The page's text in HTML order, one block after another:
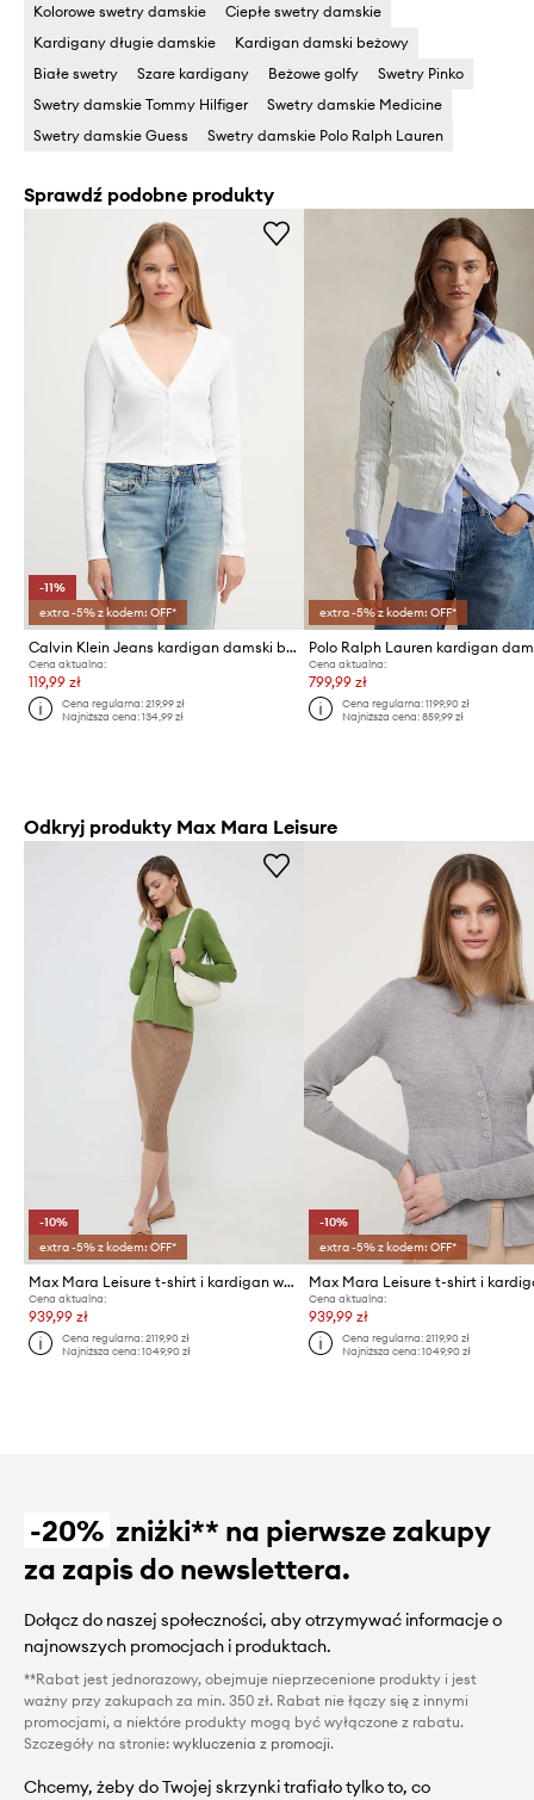
Kolorowe swetry damskie
Ciepłe swetry damskie
Kardigany długie damskie
Kardigan damski beżowy
Białe swetry
Szare kardigany Beżowe golfy
Swetry Pinko
Swetry damskie Tommy Hilfiger
Swetry damskie Medicine
Swetry damskie Guess
Swetry damskie Polo Ralph Lauren
Sprawdź podobne produkty
-11%
extra -5% z kodem: OFF*
Calvin Klein Jeans kardigan damski bawełniany z elastanem
Cena aktualna:
119,99 zł
Cena regularna:219,99 zł
Najniższa cena:134,99 zł
extra -5% z kodem: OFF*
Cena aktualna:
799,99 zł
Cena regularna: 1199,90 zł
Najniższa cena: 859,99 zł
Odkryj produkty Max Mara Leisure
-10%
extra -5% z kodem: OFF*
Max Mara Leisure t-shirt i kardigan wełniany
Cena aktualna:
939,99 zł
Cena regularna:2119,90 zł
Najniższa cena:1049,90 zł
-10%
extra -5% z kodem: OFF*
Cena aktualna:
939,99 zł
Cena regularna: 2119,90 zł
Najniższa cena: 1049,90 zł
-20% zniżki** na pierwsze zakupy
za zapis do newslettera.
Dołącz do naszej społeczności, aby otrzymywać informacje o
najnowszych promocjach i produktach.
**Rabat jest jednorazowy, obejmuje nieprzecenione produkty i jest
ważny przy zakupach za min. 350 zł. Rabat nie łączy się z innymi
promocjami, a niektóre produkty mogą być wyłączone z rabatu.
Szczegóły na stronie: wykluczenia z promocji.
Chcemy, żeby do Twojej skrzynki trafiało tylko to, co